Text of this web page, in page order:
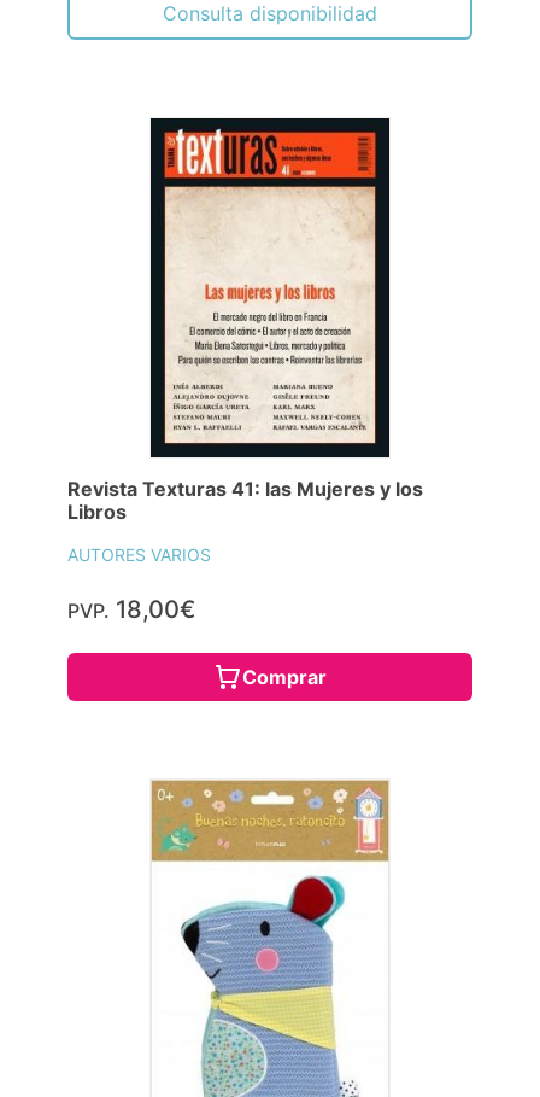
Consulta disponibilidad
Revista Texturas 41: las Mujeres y los
Libros
AUTORES VARIOS
PVP. 18,00€
Comprar